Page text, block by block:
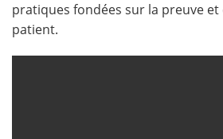
pratiques fondées sur la preuve
patient.